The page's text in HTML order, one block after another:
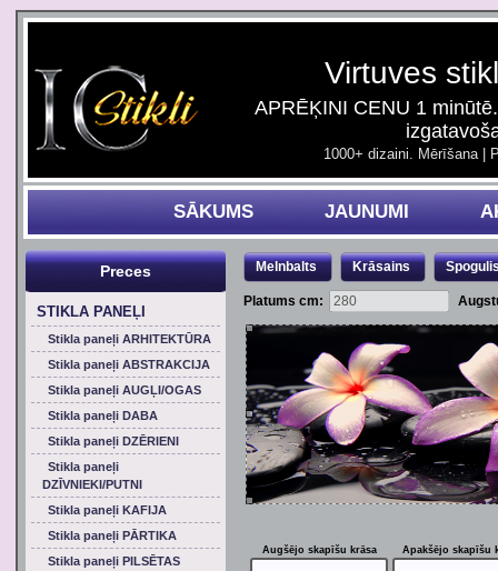
Virtuves
APRĒĶINI CENU 1
1000+ dizaini. Mērīšana |
SĀKUMS JAUNUMI
Melnbalts Krāsains
Platums cm:
Augšējo skapīšu krāsa Apakšējo skapīšu
Preces
STIKLA PANEĻI
Stikla paneļi ARHITEKTŪRA
Stikla paneļi ABSTRAKCIJA
Stikla paneļi AUGĻI/OGAS
Stikla paneļi DABA
Stikla paneļi DZĒRIENI
Stikla paneļi
DZĪVNIEKI/PUTNI
Stikla paneļi KAFIJA
Stikla paneļi PĀRTIKA
Stikla paneļi PILSĒTAS